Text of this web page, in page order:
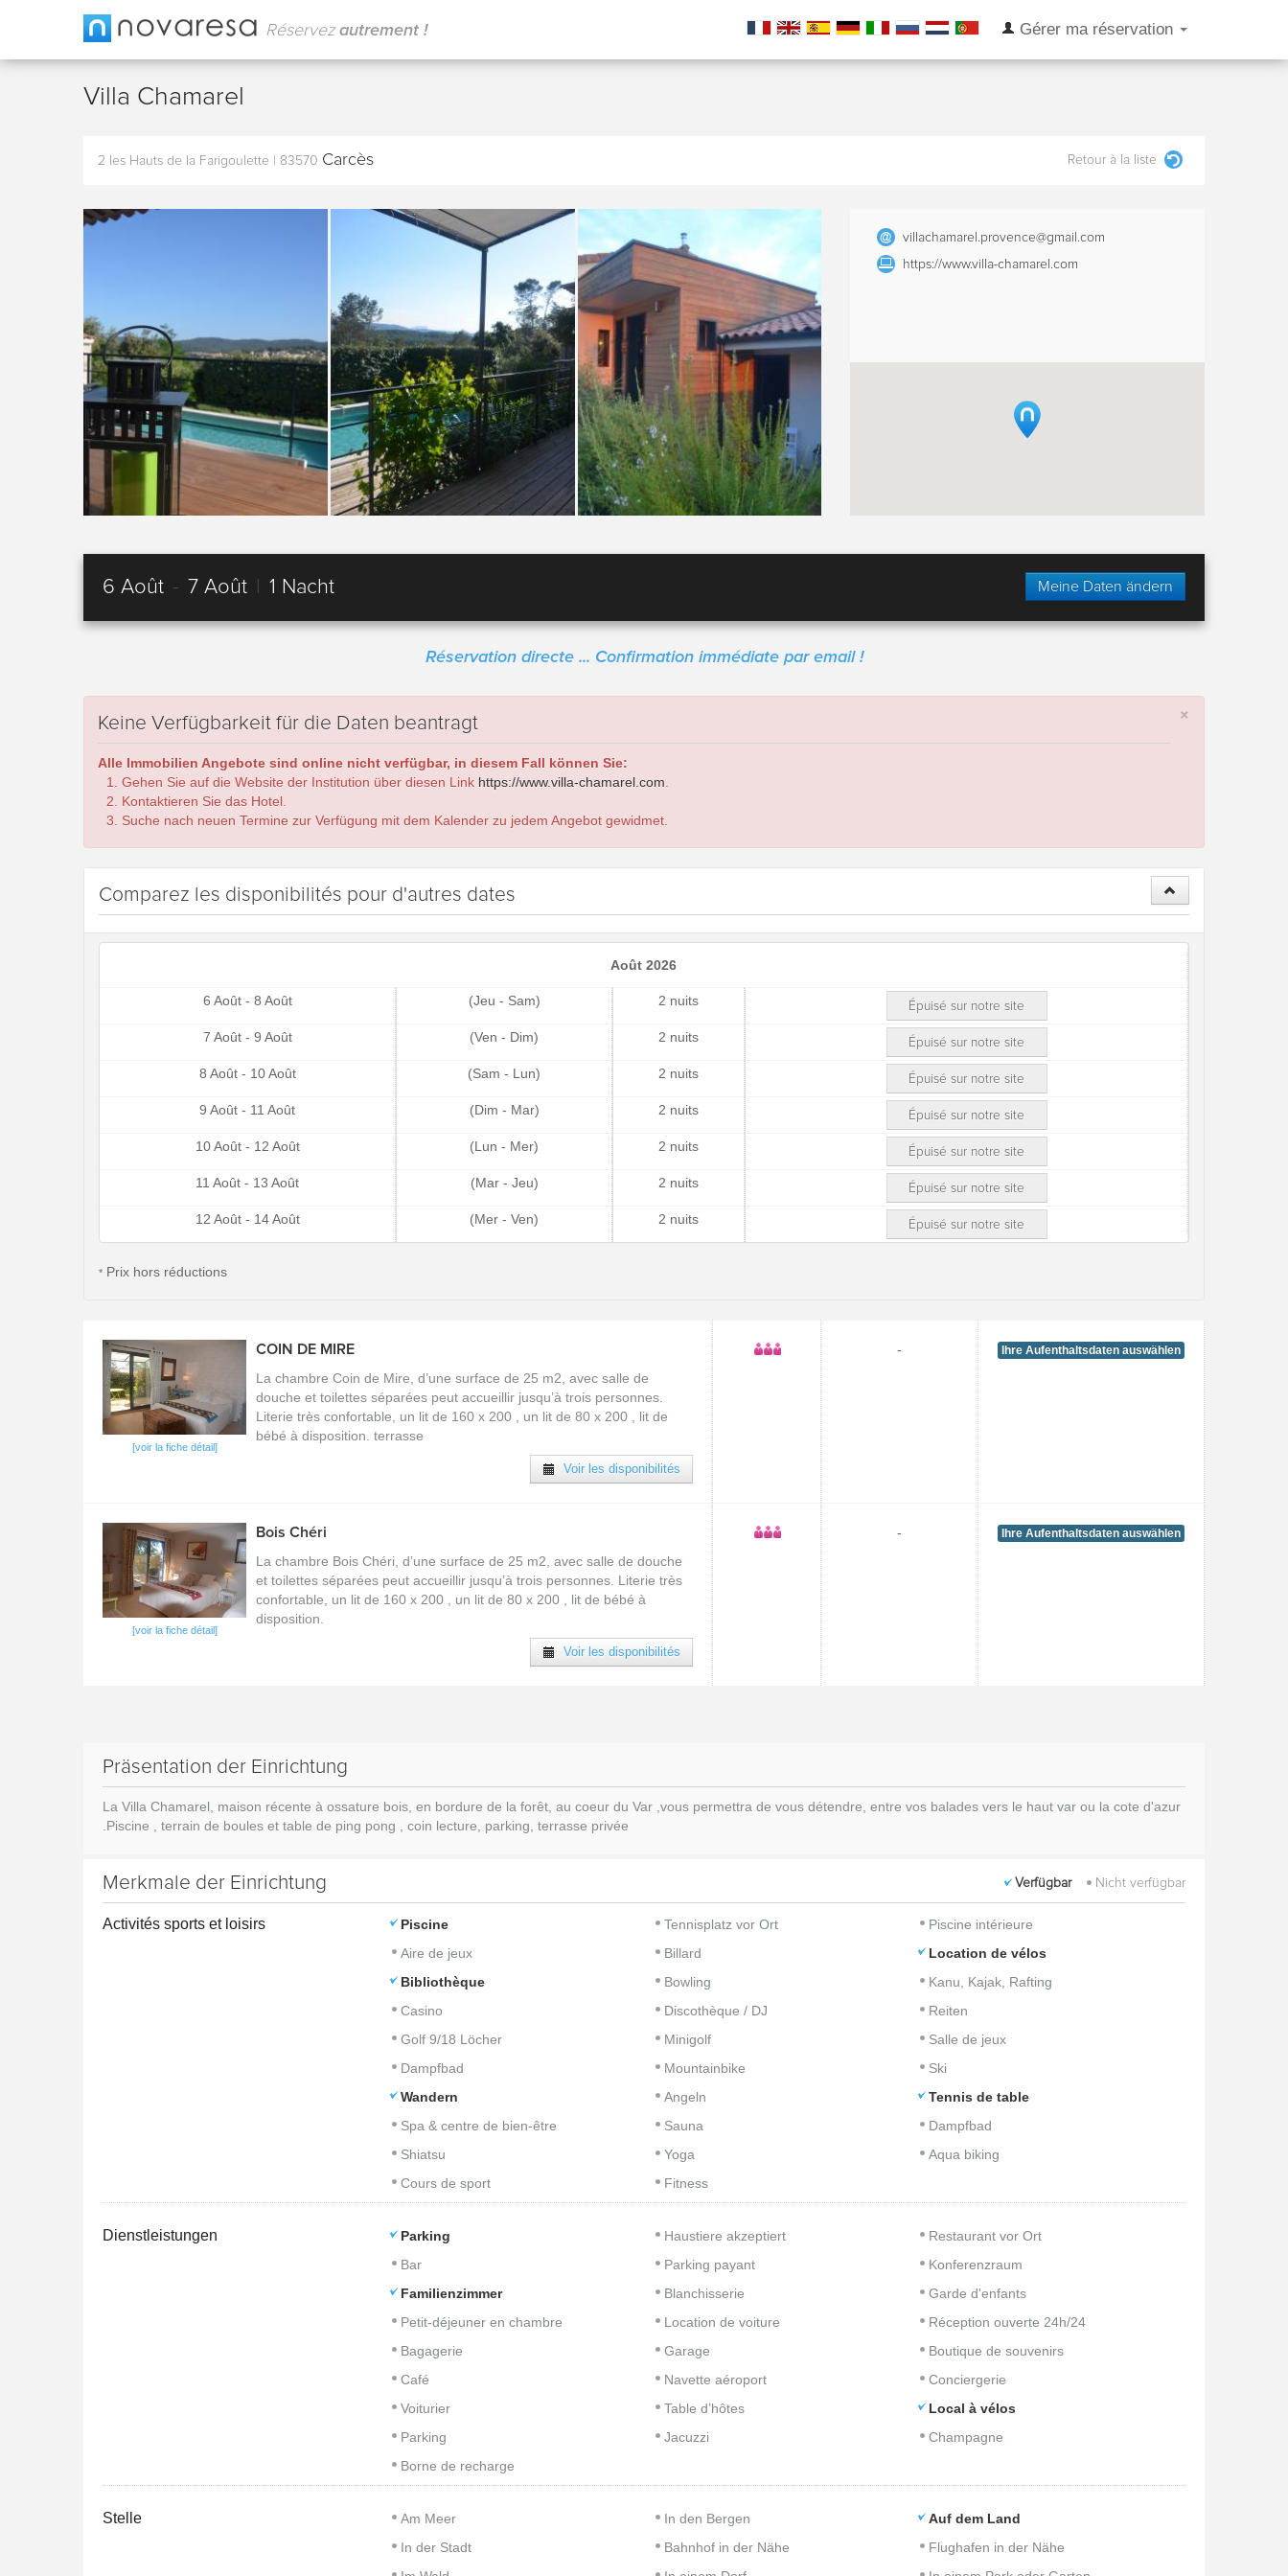
Réservezautrement ! Gérer ma réservation
Villa Chamarel
2 les Hauts de la Farigoulette 83570 Carcès Retour à la liste
villachamarel.provence@gmail.com
https://www.villa-chamarel.com
6 Août - 7 Août 1 Nacht Meine Daten ändern
Réservation directe ... Confirmation immédiate par email !
×
Keine Verfügbarkeit für die Daten beantragt
Alle Immobilien Angebote sind online nicht verfügbar, in diesem Fall können Sie:
Gehen Sie auf die Website der Institution über diesen Link https://www.villa-chamarel.com
Kontaktieren Sie das Hotel.
Suche nach neuen Termine zur Verfügung mit dem Kalender zu jedem Angebot gewidmet.
Comparez les disponibilités pour d'autres dates
Août 2026
6 Août - 8 Août (Jeu - Sam) 2 nuits Épuisé sur notre site
7 Août - 9 Août (Ven - Dim) 2 nuits Épuisé sur notre site
8 Août - 10 Août (Sam - Lun) 2 nuits Épuisé sur notre site
9 Août - 11 Août (Dim - Mar) 2 nuits Épuisé sur notre site
10 Août - 12 Août (Lun - Mer) 2 nuits Épuisé sur notre site
11 Août - 13 Août (Mar - Jeu) 2 nuits Épuisé sur notre site
12 Août - 14 Août (Mer - Ven) 2 nuits Épuisé sur notre site
* Prix hors réductions
[voir la fiche détail]
COIN DE MIRE
La chambre Coin de Mire, d’une surface de 25 m2, avec salle de
douche et toilettes séparées peut accueillir jusqu’à trois personnes.
Literie très confortable, un lit de 160 x 200 , un lit de 80 x 200 , lit de
bébé à disposition. terrasse
Voir les disponibilités
- Ihre Aufenthaltsdaten auswählen
[voir la fiche détail]
Bois Chéri
La chambre Bois Chéri, d’une surface de 25 m2, avec salle de douche
et toilettes séparées peut accueillir jusqu’à trois personnes. Literie très
confortable, un lit de 160 x 200 , un lit de 80 x 200 , lit de bébé à
disposition.
Voir les disponibilités
- Ihre Aufenthaltsdaten auswählen
Präsentation der Einrichtung
La Villa Chamarel, maison récente à ossature bois, en bordure de la forêt, au coeur du Var ,vous permettra de vous détendre, entre vos balades vers le haut var ou la cote d'azur
.Piscine , terrain de boules et table de ping pong , coin lecture, parking, terrasse privée
Merkmale der Einrichtung Verfügbar Nicht verfügbar
Activités sports et loisirs Piscine Tennisplatz vor Ort
Piscine intérieure
Aire de jeux
Billard
Location de vélos
Bibliothèque
Bowling
Kanu, Kajak, Rafting
Casino
Discothèque / DJ
Reiten
Golf 9/18 Löcher
Minigolf
Salle de jeux
Dampfbad
Mountainbike
Ski
Wandern
Angeln
Tennis de table
Spa & centre de bien-être
Sauna
Dampfbad
Shiatsu
Yoga
Aqua biking
Cours de sport
Fitness
Dienstleistungen Parking Haustiere akzeptiert
Restaurant vor Ort
Bar
Parking payant
Konferenzraum
Familienzimmer
Blanchisserie
Garde d'enfants
Petit-déjeuner en chambre
Location de voiture
Réception ouverte 24h/24
Bagagerie
Garage
Boutique de souvenirs
Café
Navette aéroport
Conciergerie
Voiturier
Table d’hôtes
Local à vélos
Parking
Jacuzzi
Champagne
Borne de recharge
Stelle Am Meer In den Bergen
Auf dem Land
In der Stadt
Bahnhof in der Nähe
Flughafen in der Nähe